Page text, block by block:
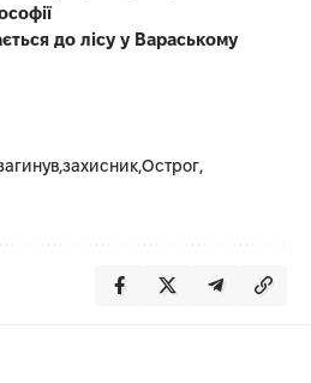
до лісу у Вараському
захисникОстрог